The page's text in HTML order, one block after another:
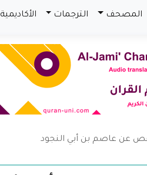
المصحف الترجمات الأكاديمية
عن عاصم بن أبي النجود